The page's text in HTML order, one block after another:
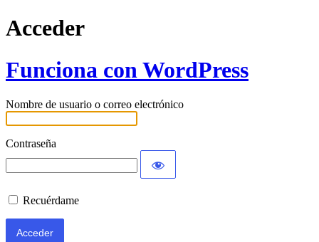
Acceder
Funciona con WordPress
Nombre de usuario o correo electrónico
Contraseña
Recuérdame